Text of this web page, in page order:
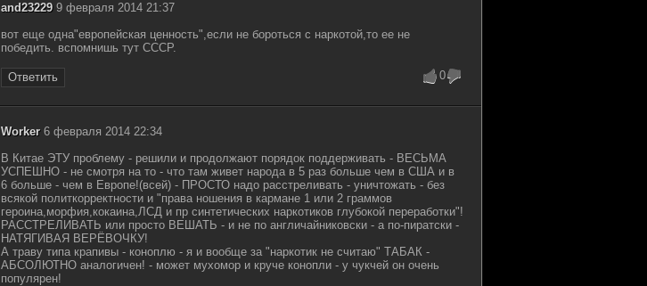
and232299 февраля 2014 21:37
вот еще одна"европейская ценность",если не бороться с наркотой,то ее не
победить. вспомнишь тут СССР.
Ответить 0
Worker6 февраля 2014 22:34
В Китае ЭТУ проблему - решили и продолжают порядок поддерживать - ВЕСЬМА
УСПЕШНО - не смотря на то - что там живет народа в 5 раз больше чем в США и в
6 больше - чем в Европе!(всей) - ПРОСТО надо расстреливать - уничтожать - без
всякой политкорректности и "права ношения в кармане 1 или 2 граммов
героина,морфия,кокаина,ЛСД и пр синтетических наркотиков глубокой переработки"!
РАССТРЕЛИВАТЬ или просто ВЕШАТЬ - и не по англичайниковски - а по-пиратски -
НАТЯГИВАЯ ВЕРЁВОЧКУ!
А траву типа крапивы - коноплю - я и вообще за "наркотик не считаю" ТАБАК -
АБСОЛЮТНО аналогичен! - может мухомор и круче конопли - у чукчей он очень
популярен!